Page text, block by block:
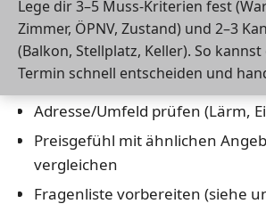
Lege dir 3–5 Muss-Kriterien fest
Zimmer, ÖPNV, Zustand) und 2–3
(Balkon, Stellplatz, Keller). So
Termin schnell entscheiden und
Adresse/Umfeld prüfen (Lärm,
Preisgefühl mit ähnlichen
vergleichen
Fragenliste vorbereiten (siehe